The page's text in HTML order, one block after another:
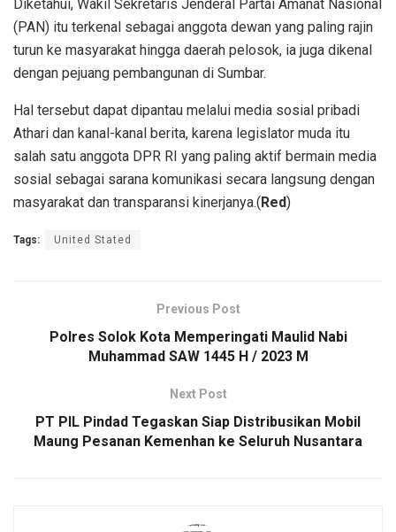
Diketahui, Wakil Sekretaris Jenderal Partai Amanat Nasional
(PAN) itu terkenal sebagai anggota dewan yang paling rajin
turun ke masyarakat hingga daerah pelosok, ia juga dikenal
dengan pejuang pembangunan di Sumbar.
Hal tersebut dapat dipantau melalui media sosial pribadi
Athari dan kanal-kanal berita, karena legislator muda itu
salah satu anggota DPR RI yang paling aktif bermain media
sosial sebagai sarana komunikasi secara langsung dengan
masyarakat dan transparansi kinerjanya.( Red)
Tags: United Stated
Previous Post
Polres Solok Kota Memperingati Maulid Nabi
Muhammad SAW 1445 H / 2023 M
Next Post
PT PIL Pindad Tegaskan Siap Distribusikan Mobil
Maung Pesanan Kemenhan ke Seluruh Nusantara